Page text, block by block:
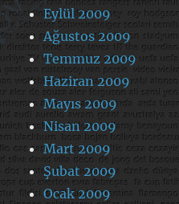
Eylül 2009
Ağustos 2009
Temmuz 2009
Haziran 2009
Mayıs 2009
Nisan 2009
Mart 2009
Şubat 2009
Ocak 2009